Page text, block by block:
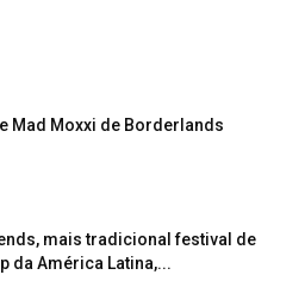
Mad Moxxi de Borderlands
mais tradicional festival de
da América Latina,...